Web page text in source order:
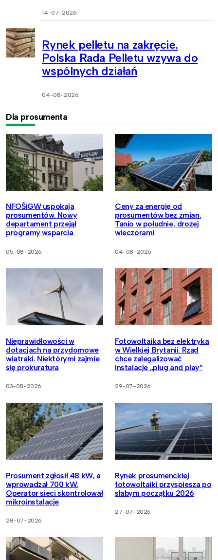
14-07-2026
Rynek pelletu na zakręcie.
Polska Rada Pelletu wzywa do
wspólnych działań
04-08-2026
Dla prosumenta
NFOŚiGW uspokaja
prosumentów. Nowy
departament przejął
programy wsparcia
05-08-2026
Ceny za energię od
prosumentów bez zmian.
Tanio w południe, drożej
wieczorami
04-08-2026
Nieprawidłowości w
dotacjach na przydomowe
wiatraki. Niektórymi zajmie
się prokuratura
03-08-2026
Fotowoltaika bez elektryka
w Wielkiej Brytanii. Rząd
chce zalegalizować
instalacje „plug and play”
29-07-2026
Prosument zgłosił 48 kW, a
wprowadzał 700 kW.
Operator sieci skontrolował
mikroinstalacje
28-07-2026
Rynek prosumenckiej
fotowoltaiki przyspiesza po
słabym początku 2026
27-07-2026